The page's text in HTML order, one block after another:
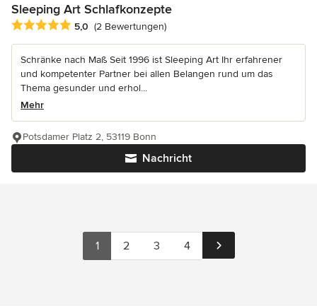
Sleeping Art Schlafkonzepte
Durchschnittliche Bewertung: 5 von 5 Sternen
5,0 (2 Bewertungen)
Schränke nach Maß Seit 1996 ist Sleeping Art Ihr erfahrener
und kompetenter Partner bei allen Belangen rund um das
Thema gesunder und erhol...
Mehr
Nachricht
Potsdamer Platz 2, 53119 Bonn
1 2 3 4